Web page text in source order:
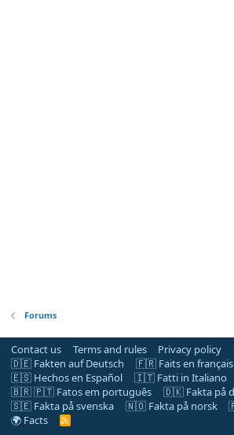
Forums
Contact us Terms and rules Privacy policy
🇩🇪 Fakten auf Deutsch
🇫🇷 Faits en français
🇪🇸 Hechos en Español
🇮🇹 Fatti in Italiano
🇧🇷 🇵🇹 Fatos em português
🇩🇰 Fakta på
🇸🇪 Fakta på svenska
🇳🇴 Fakta på norsk
🌍 Facts
R